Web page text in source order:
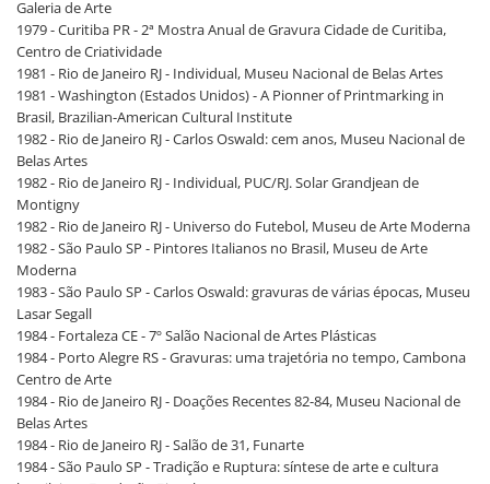
Galeria de Arte
1979 - Curitiba PR - 2ª Mostra Anual de Gravura Cidade de Curitiba,
Centro de Criatividade
1981 - Rio de Janeiro RJ - Individual, Museu Nacional de Belas Artes
1981 - Washington (Estados Unidos) - A Pionner of Printmarking in
Brasil, Brazilian-American Cultural Institute
1982 - Rio de Janeiro RJ - Carlos Oswald: cem anos, Museu Nacional de
Belas Artes
1982 - Rio de Janeiro RJ - Individual, PUC/RJ. Solar Grandjean de
Montigny
1982 - Rio de Janeiro RJ - Universo do Futebol, Museu de Arte Moderna
1982 - São Paulo SP - Pintores Italianos no Brasil, Museu de Arte
Moderna
1983 - São Paulo SP - Carlos Oswald: gravuras de várias épocas, Museu
Lasar Segall
1984 - Fortaleza CE - 7º Salão Nacional de Artes Plásticas
1984 - Porto Alegre RS - Gravuras: uma trajetória no tempo, Cambona
Centro de Arte
1984 - Rio de Janeiro RJ - Doações Recentes 82-84, Museu Nacional de
Belas Artes
1984 - Rio de Janeiro RJ - Salão de 31, Funarte
1984 - São Paulo SP - Tradição e Ruptura: síntese de arte e cultura